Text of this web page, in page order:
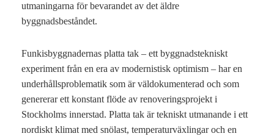
utmaningarna för bevarandet av det äldre
byggnadsbeståndet.
Funkisbyggnadernas platta tak – ett byggnadstekniskt
experiment från en era av modernistisk optimism – har en
underhållsproblematik som är väldokumenterad och som
genererar ett konstant flöde av renoveringsprojekt i
Stockholms innerstad. Platta tak är tekniskt utmanande i ett
nordiskt klimat med snölast, temperaturväxlingar och en